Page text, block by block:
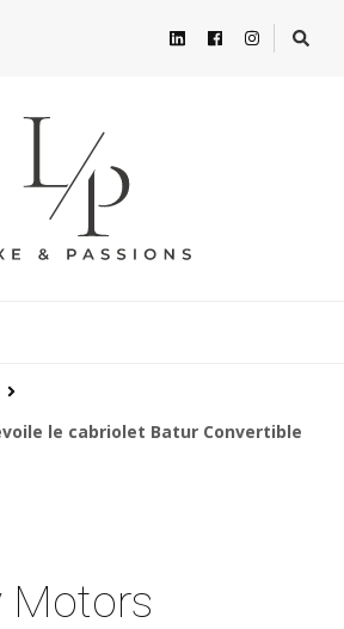
le cabriolet Batur Convertible
Motors